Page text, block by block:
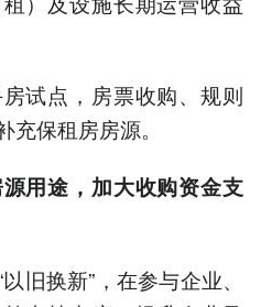
试点，房票收购、规则
保租房房源。
用途，加大收购资金支
旧换新”，在参与企业、